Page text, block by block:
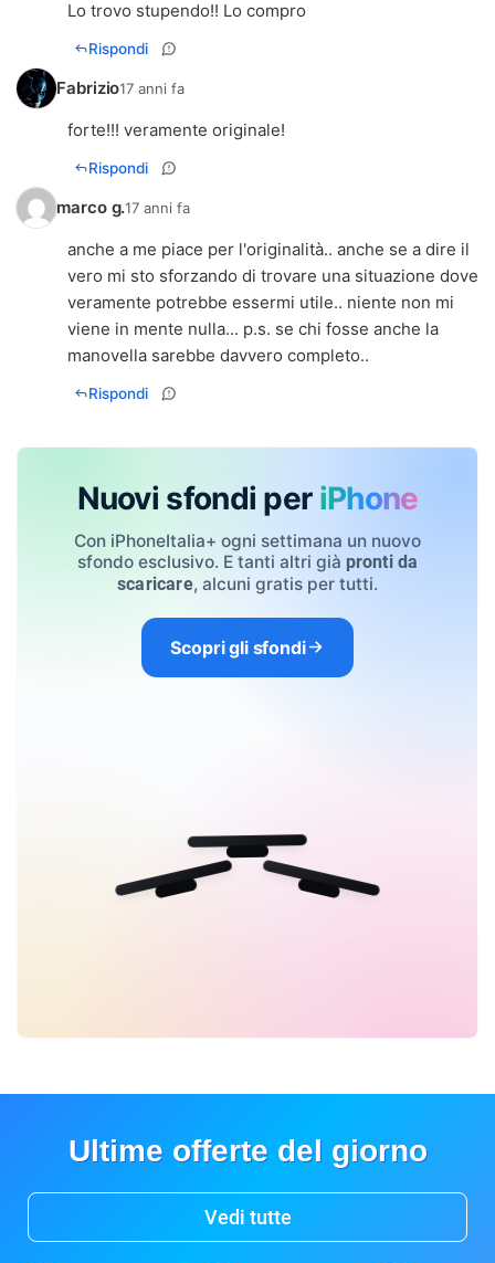
Lo trovo stupendo!! Lo compro
Rispondi
Fabrizio17 anni fa
forte!!! veramente originale!
Rispondi
marco g.17 anni fa
anche a me piace per l'originalità.. anche se a dire il
vero mi sto sforzando di trovare una situazione dove
veramente potrebbe essermi utile.. niente non mi
viene in mente nulla... p.s. se chi fosse anche la
manovella sarebbe davvero completo..
Rispondi
Nuovi sfondi per iPhone
Con iPhoneItalia+ ogni settimana un nuovo
sfondo esclusivo. E tanti altri già pronti da
scaricare, alcuni gratis per tutti.
Scopri gli sfondi
Ultime offerte del giorno
Vedi tutte